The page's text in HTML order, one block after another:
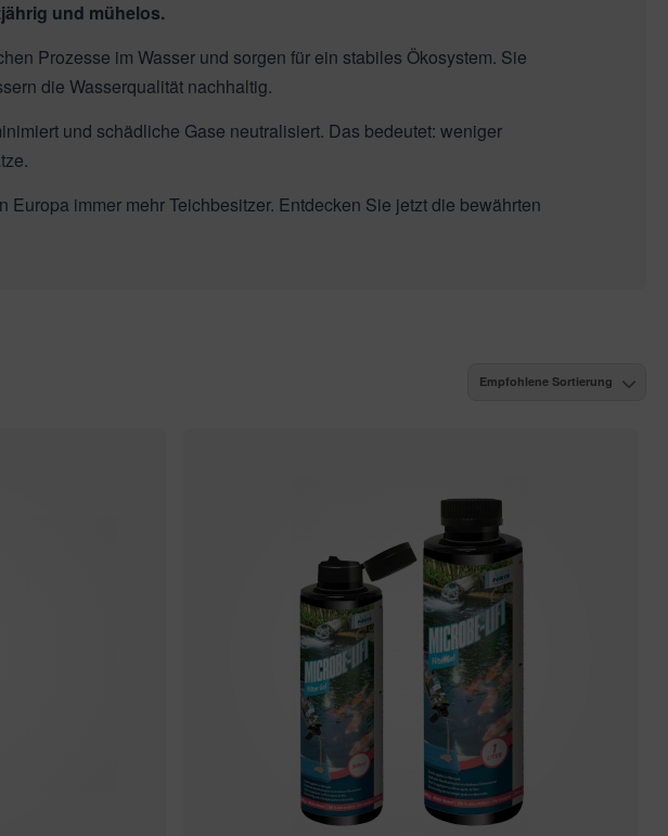
und mühelos.
Prozesse im Wasser und sorgen für ein stabiles Ökosystem. Sie
die Wasserqualität nachhaltig.
und schädliche Gase neutralisiert. Das bedeutet: weniger
immer mehr Teichbesitzer. Entdecken Sie jetzt die bewährten
Empfohlene Sortierung